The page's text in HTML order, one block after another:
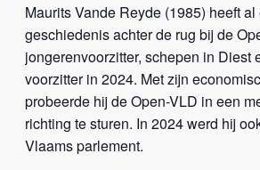
Maurits Vande Reyde (1985) heeft
geschiedenis achter de rug bij de
jongerenvoorzitter, schepen in Diest
voorzitter in 2024. Met zijn
probeerde hij de Open-VLD in een
richting te sturen. In 2024 werd hij
Vlaams parlement.